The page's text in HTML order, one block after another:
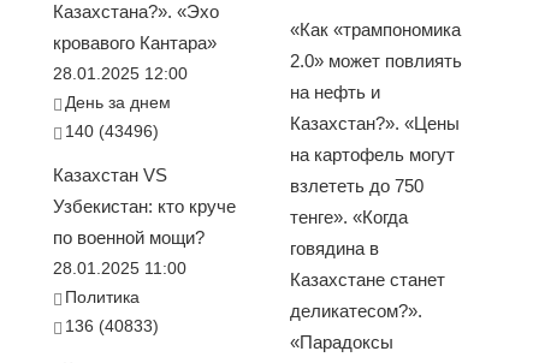
Казахстана?». «Эхо
кровавого Кантара»
28.01.2025 12:00
День за днем
140 (43496)
Казахстан VS
Узбекистан: кто круче
по военной мощи?
28.01.2025 11:00
Политика
136 (40833)
«Как «трампономика
2.0» может повлиять
на нефть и
Казахстан?». «Цены
на картофель могут
взлететь до 750
тенге». «Когда
говядина в
Казахстане станет
деликатесом?».
«Парадоксы